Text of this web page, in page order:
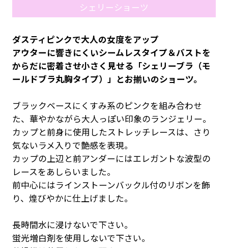
シェリーショーツ
ダスティピンクで大人の女度をアップ
アウターに響きにくいシームレスタイプ＆バストを
からだに密着させ小さく見せる「シェリーブラ（モ
ールドブラ丸胸タイプ）」とお揃いのショーツ。
ブラックベースにくすみ系のピンクを組み合わせ
た、華やかながら大人っぽい印象のランジェリー。
カップと前身に使用したストレッチレースは、さり
気ないラメ入りで艶感を表現。
カップの上辺と前アンダーにはエレガントな波型の
レースをあしらいました。
前中心にはラインストーンバックル付のリボンを飾
り、煌びやかに仕上げました。
長時間水に浸けないで下さい。
蛍光増白剤を使用しないで下さい。